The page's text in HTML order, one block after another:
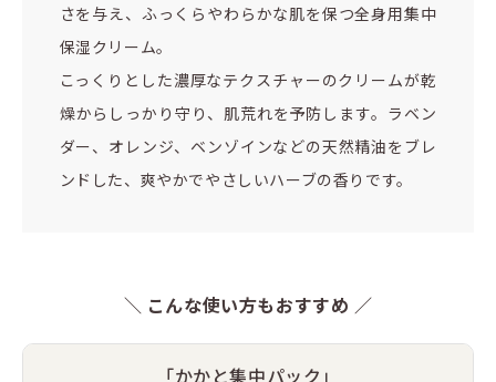
さを与え、ふっくらやわらかな肌を保つ全身用集中
保湿クリーム。
こっくりとした濃厚なテクスチャーのクリームが乾
燥からしっかり守り、肌荒れを予防します。ラベン
ダー、オレンジ、ベンゾインなどの天然精油をブレ
ンドした、爽やかでやさしいハーブの香りです。
＼ こんな使い方もおすすめ ／
「かかと集中パック」